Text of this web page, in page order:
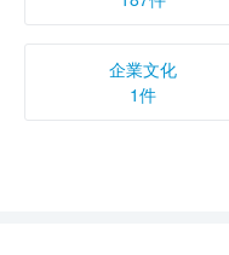
企業文化
1件